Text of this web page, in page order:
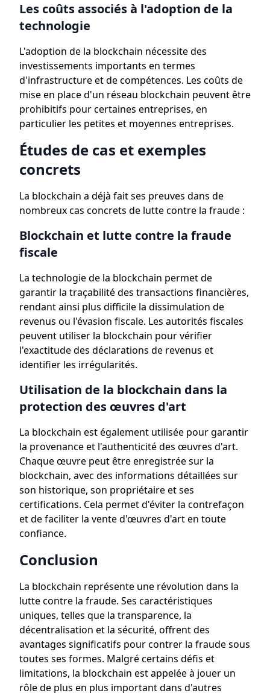
Les coûts associés à l'adoption de la
technologie
L'adoption de la blockchain nécessite des
investissements importants en termes
d'infrastructure et de compétences. Les coûts de
mise en place d'un réseau blockchain peuvent être
prohibitifs pour certaines entreprises, en
particulier les petites et moyennes entreprises.
Études de cas et exemples
concrets
La blockchain a déjà fait ses preuves dans de
nombreux cas concrets de lutte contre la fraude :
Blockchain et lutte contre la fraude
fiscale
La technologie de la blockchain permet de
garantir la traçabilité des transactions financières,
rendant ainsi plus difficile la dissimulation de
revenus ou l'évasion fiscale. Les autorités fiscales
peuvent utiliser la blockchain pour vérifier
l'exactitude des déclarations de revenus et
identifier les irrégularités.
Utilisation de la blockchain dans la
protection des œuvres d'art
La blockchain est également utilisée pour garantir
la provenance et l'authenticité des œuvres d'art.
Chaque œuvre peut être enregistrée sur la
blockchain, avec des informations détaillées sur
son historique, son propriétaire et ses
certifications. Cela permet d'éviter la contrefaçon
et de faciliter la vente d'œuvres d'art en toute
confiance.
Conclusion
La blockchain représente une révolution dans la
lutte contre la fraude. Ses caractéristiques
uniques, telles que la transparence, la
décentralisation et la sécurité, offrent des
avantages significatifs pour contrer la fraude sous
toutes ses formes. Malgré certains défis et
limitations, la blockchain est appelée à jouer un
rôle de plus en plus important dans d'autres